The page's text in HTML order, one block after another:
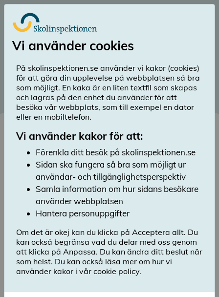
Till huvudinnehåll
searchSök
Publicerad: 15 april 2021
Orosanmäler
Skolinspektionen till
socialtjänsten?
Lyssna
Vi får ibland in frågor gällande om vi
orosanmäler vårdnadshavare till
socialtjänsten när de anmäler till oss att
deras barn inte får hjälp i skolan. Här nedan
svarar vi på vad som gäller.
Vi använder cookies
På skolinspektionen.se använder vi kakor (cookies)
för att göra din upplevelse på webbplatsen så bra
som möjligt. En kaka är en liten textfil som skapas
och lagras på den enhet du använder för att
besöka vår webbplats, som till exempel en dator
eller en mobiltelefon.
Vi använder kakor för att:
Förenkla ditt besök på skolinspektionen.se
Sidan ska fungera så bra som möjligt ur
användar- och tillgänglighetsperspektiv
Samla information om hur sidans besökare
använder webbplatsen
Hantera personuppgifter
Om det är okej kan du klicka på Acceptera allt. Du
kan också begränsa vad du delar med oss genom
att klicka på Anpassa. Du kan ändra ditt beslut när
som helst. Du kan också läsa mer om hur vi
använder kakor i vår cookie policy.